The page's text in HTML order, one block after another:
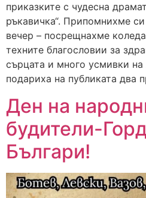
приказките с чудесна
ръкавичка“. Припомнихме
вечер – посрещнахме
техните благословии за
сърцата и много усмивки на
подариха на публиката два
Ден на
будители-
Българи!